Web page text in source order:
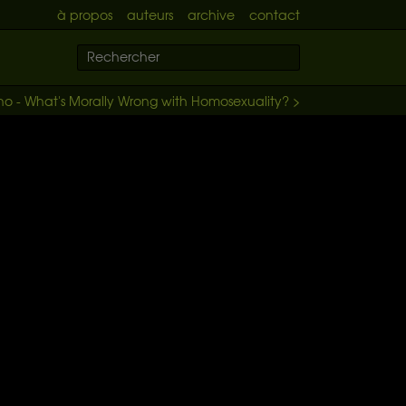
à propos auteurs archive contact
- What's Morally Wrong with Homosexuality? >